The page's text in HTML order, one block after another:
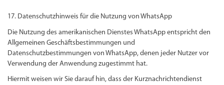
17. Datenschutzhinweis für die Nutzung von WhatsApp
Die Nutzung des amerikanischen Dienstes WhatsApp entspricht den
Allgemeinen Geschäftsbestimmungen und
Datenschutzbestimmungen von WhatsApp, denen jeder Nutzer vor
Verwendung der Anwendung zugestimmt hat.
Hiermit weisen wir Sie darauf hin, dass der Kurznachrichtendienst